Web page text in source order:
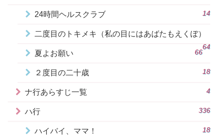
24時間ヘルスクラブ 14
二度目のトキメキ（私の目にはあばたもえくぼ）
64
夏よお願い 66
２度目の二十歳 18
ナ行あらすじ一覧 4
ハ行 336
ハイバイ、ママ！ 18